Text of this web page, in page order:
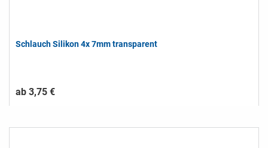
Schlauch Silikon 4x 7mm transparent
ab 3,75 €